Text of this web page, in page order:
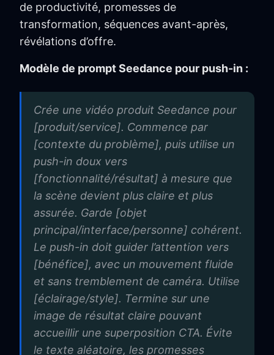
de productivité, promesses de
transformation, séquences avant-après,
révélations d’offre.
Modèle de prompt Seedance pour push-in :
Crée une vidéo produit Seedance pour
[produit/service]. Commence par
[contexte du problème], puis utilise un
push-in doux vers
[fonctionnalité/résultat] à mesure que
la scène devient plus claire et plus
assurée. Garde [objet
principal/interface/personne] cohérent.
Le push-in doit guider l’attention vers
[bénéfice], avec un mouvement fluide
et sans tremblement de caméra. Utilise
[éclairage/style]. Termine sur une
image de résultat claire pouvant
accueillir une superposition CTA. Évite
le texte aléatoire, les promesses